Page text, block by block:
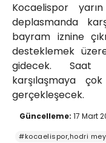
Kocaelispor
deplasmanda
bayram iznine
desteklemek
gidecek. Saat
karşılaşmaya
gerçekleşecek.
Güncelleme: 17 Mart
#kocaelispor,hodri